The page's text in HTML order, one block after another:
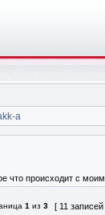
а
что происходит с
1 из 3 [ 11